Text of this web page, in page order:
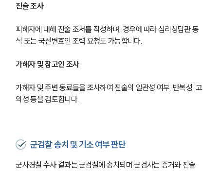
진술 조사
피해자에 대해 진술 조서를 작성하며, 경우에 따라 심리상담관 동
석 또는 국선변호인 조력 요청도 가능합니다.
가해자 및 참고인 조사
가해자 및 주변 동료들을 조사하여 진술의 일관성 여부, 반복성, 고
의성 등을 검토합니다.
군검찰 송치 및 기소 여부 판단
군사경찰 수사 결과는 군검찰에 송치되며 군검사는 증거와 진술